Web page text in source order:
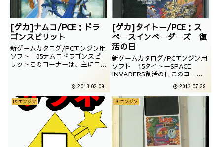
[ゲカ]ナムコ/PCE：ドラ
ゴンスピリット
新ゲームカタログ/PCエンジン用
ソフト 05ナムコドラゴンスピ
リットこのコーナーは、主にコン
作シューティングゲーム、ドラゴ
ンスピリットです。・＜PCエン
ジン本体・<04 カトちゃんケン
ちゃん ｜ 06 スペースハリ
2013.02.09
[ゲカ]タイトー/PCE：ス
ペースインベーダーズ 復
活の日
新ゲームカタログ/PCエンジン用
ソフト 15タイトーSPACE
INVADERS復活の日このコーナ
のソフトを紹介していきます。今
回はタイトーのスペースインベー
ダーズ復活の日です。PCエンジ
ンのHuカード用ソフトです。ゲ
ーム史に残る説明不要のアーケー
ドゲームの...
2013.07.29
PCエンジン PCエンジン